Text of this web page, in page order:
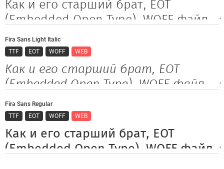
Fira Sans Light Italic
TTF
EOT WOFF WEB
Fira Sans Regular
TTF
EOT WOFF WEB